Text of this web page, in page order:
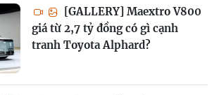
[GALLERY] Maextro V800
giá từ 2,7 tỷ đồng có gì cạnh
tranh Toyota Alphard?